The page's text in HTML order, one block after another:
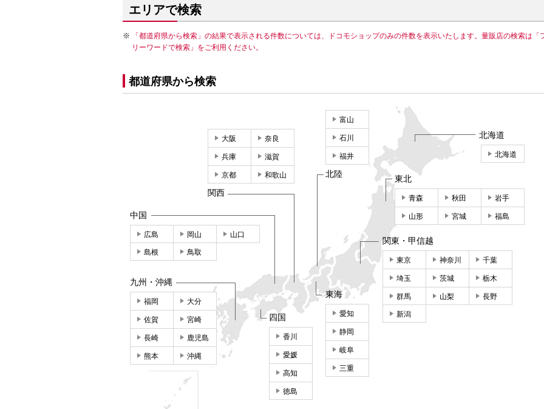
エリアで検索
「都道府県から検索」の結果で表示される件数については、ドコモショップのみの件数を表示いたします。量販店の検索は「
リーワードで検索」をご利用ください。
都道府県から検索
北海道
北海道
東北
青森 秋田 岩手
山形 宮城 福島
関東・甲信越
東京 神奈川 千葉
埼玉 茨城 栃木
群馬 山梨 長野
新潟
東海
愛知
静岡
岐阜
三重
富山
石川
福井
北陸
大阪 奈良
兵庫 滋賀
京都 和歌山
関西
中国
広島 岡山 山口
島根 鳥取
四国
香川
愛媛
高知
徳島
九州・沖縄
福岡 大分
佐賀 宮崎
長崎 鹿児島
熊本 沖縄